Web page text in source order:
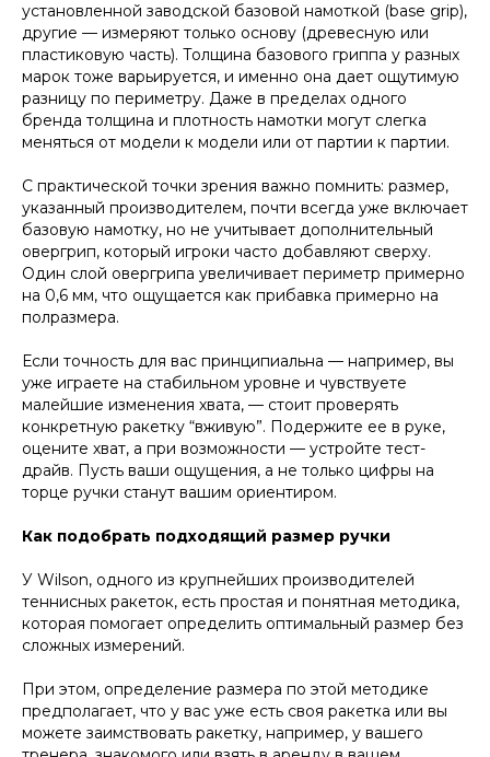
установленной заводской базовой намоткой (base grip),
другие — измеряют только основу (древесную или
пластиковую часть). Толщина базового гриппа у разных
марок тоже варьируется, и именно она дает ощутимую
разницу по периметру. Даже в пределах одного
бренда толщина и плотность намотки могут слегка
меняться от модели к модели или от партии к партии.
С практической точки зрения важно помнить: размер,
указанный производителем, почти всегда уже включает
базовую намотку, но не учитывает дополнительный
овергрип, который игроки часто добавляют сверху.
Один слой овергрипа увеличивает периметр примерно
на 0,6 мм, что ощущается как прибавка примерно на
полразмера.
Если точность для вас принципиальна — например, вы
уже играете на стабильном уровне и чувствуете
малейшие изменения хвата, — стоит проверять
конкретную ракетку “вживую”. Подержите ее в руке,
оцените хват, а при возможности — устройте тест-
драйв. Пусть ваши ощущения, а не только цифры на
торце ручки станут вашим ориентиром.
Как подобрать подходящий размер ручки
У Wilson, одного из крупнейших производителей
теннисных ракеток, есть простая и понятная методика,
которая помогает определить оптимальный размер без
сложных измерений.
При этом, определение размера по этой методике
предполагает, что у вас уже есть своя ракетка или вы
можете заимствовать ракетку, например, у вашего